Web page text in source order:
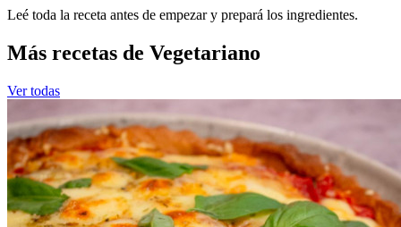
Leé toda la receta antes de empezar y prepará los ingredientes.
Más recetas de Vegetariano
Ver todas